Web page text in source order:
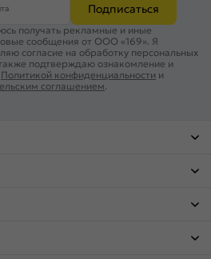
Подписаться
получать рекламные и иные
сообщения от ООО «169». Я
согласие на обработку персональных
подтверждаю ознакомление и
Политикой конфиденциальности и
соглашением